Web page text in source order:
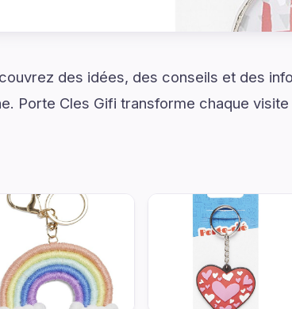
des idées, des conseils et des
Porte Cles Gifi transforme chaque